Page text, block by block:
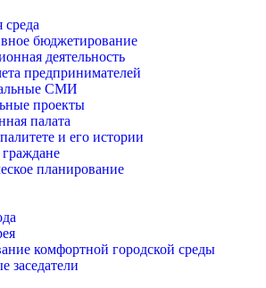
среда
бюджетирование
деятельность
предпринимателей
СМИ
проекты
палата
и его истории
планирование
комфортной городской среды
заседатели